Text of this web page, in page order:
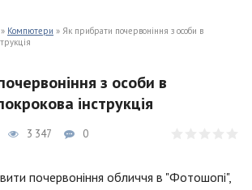
» Компютери » Як прибрати почервоніння з особи в
з особи в
інструкція
3 347 0
почервоніння обличчя в "Фотошопі",